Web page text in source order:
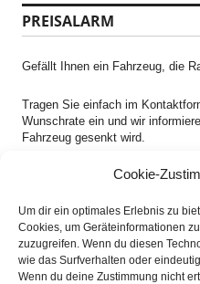
Cookie-
Um dir ein optimales Erlebnis zu
Cookies, um Geräteinformationen
zuzugreifen. Wenn du diesen
wie das Surfverhalten oder
Wenn du deine Zustimmung nicht
PREISALARM
Gefällt Ihnen ein Fahrzeug, die
Tragen Sie einfach im
Wunschrate ein und wir
Fahrzeug gesenkt wird.
NEWSLETTER
Lassen Sie sich keine
entgehen und bestellen Ihren
Baureihe zu Ihrem Budget